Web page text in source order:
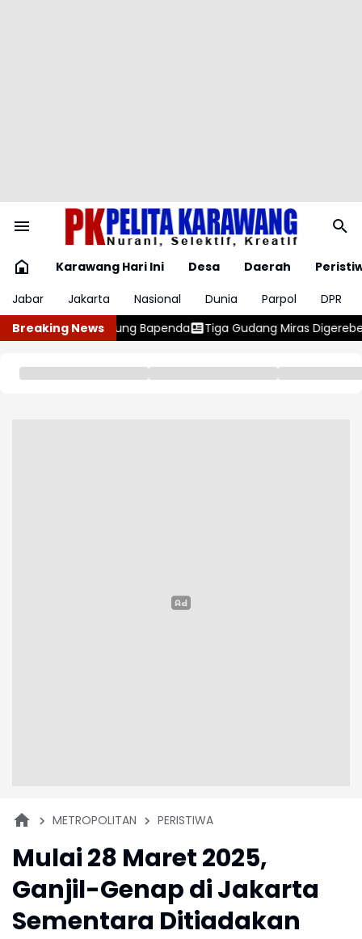
Karawang Hari Ini Desa Daerah
Jabar
Jakarta Nasional Dunia Parpol
DPR
Breaking News
Tiga Gudang Miras Digerebek, Polisi Temukan 400 Dus dan
METROPOLITAN PERISTIWA
Mulai 28 Maret 2025,
Ganjil-Genap di Jakarta
Sementara Ditiadakan